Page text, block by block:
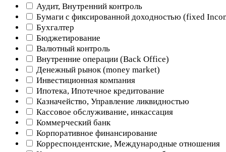
Аудит, Внутренний контроль
Бумаги с фиксированной доходностью (fixed
Бухгалтер
Бюджетирование
Валютный контроль
Внутренние операции (Back Office)
Денежный рынок (money market)
Инвестиционная компания
Ипотека, Ипотечное кредитование
Казначейство, Управление ликвидностью
Кассовое обслуживание, инкассация
Коммерческий банк
Корпоративное финансирование
Корреспондентские, Международные отношения